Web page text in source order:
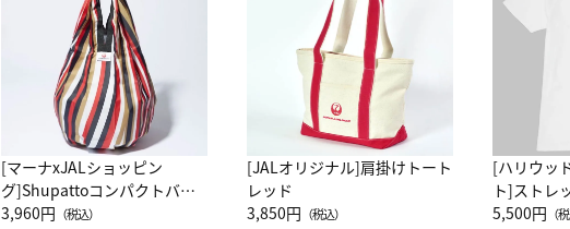
[マーナxJALショッピン
グ]Shupattoコンパクトバッ
グ Drop JAL客室乗務員
3,960円 （税込）
[JALオリジナル]肩掛けトート
レッド
3,850円 （税込）
[ハリウッ
ト]ストレ
ーネック
5,500円 （